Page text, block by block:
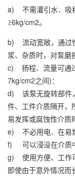
a) 不需灌引水．吸
≥6kg/cm2。
b) 流动宽敞，通过
浆、杂质时，对泵磨
c) 扬程、流量可通
7kg/cm2之间)：
d) 该泵无旋转部件
件、工件介质隔开，
易发挥或腐蚀性介质
e) 不必用电．在易
f) 可以浸没在介质
g) 使用方便、工作
即使由于意外情况而